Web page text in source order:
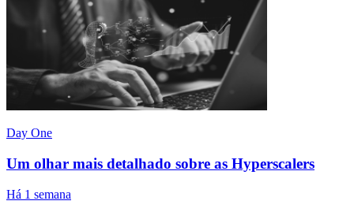
Day One
Um olhar mais detalhado sobre as Hyperscalers
Há 1 semana